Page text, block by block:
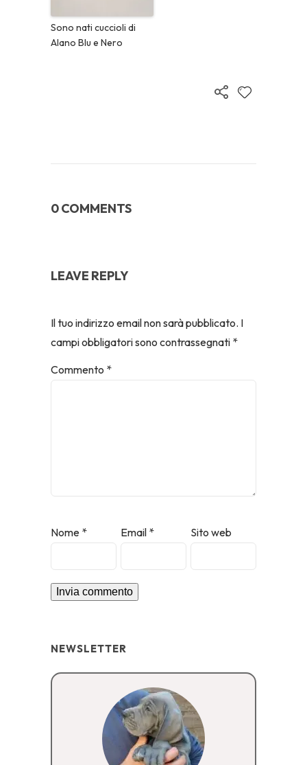
Sono nati cuccioli di
Alano Blu e Nero
0 COMMENTS
LEAVE REPLY
Il tuo indirizzo email non sarà pubblicato. I
campi obbligatori sono contrassegnati *
Commento *
Nome * Email * Sito web
NEWSLETTER